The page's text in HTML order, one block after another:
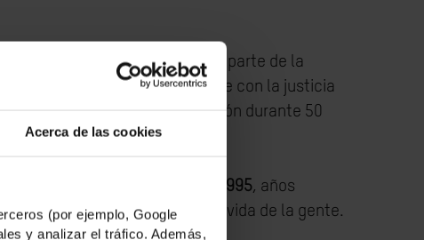
Acerca de las cookies
(por ejemplo, Google
y analizar el tráfico. Además,
organización entrara a formar parte de la
un compromiso inquebrantable con la justicia
a nuestra organización durante 50
Intermón liderándolo hasta 1995, años
cambios tangibles en la vida de la gente.